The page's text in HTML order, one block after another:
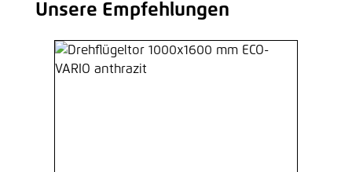
Produktgalerie überspringen
Unsere Empfehlungen